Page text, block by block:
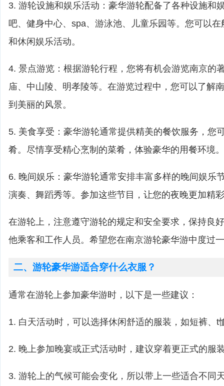
3. 游轮设施和娱乐活动：豪华游轮配备了各种设施和
吧、健身中心、spa、游泳池、儿童乐园等。您可以
和休闲娱乐活动。
4. 景点游览：根据游轮行程，您将有机会游览南京的
庙、中山陵、明孝陵等。在游览过程中，您可以了解
到美丽的风景。
5. 美食享受：豪华游轮通常提供精美的餐饮服务，您
肴。尽情享受精心烹制的菜肴，体验豪华的用餐环境。
6. 晚间娱乐：豪华游轮通常安排丰富多样的晚间娱乐
演奏、舞蹈秀等。参加这些节目，让您的夜晚更加精
在游轮上，注意遵守游轮的规定和安全要求，保持良
他乘客和工作人员。希望您在南京游轮豪华游中度过
二、游轮豪华游适合穿什么衣服？
通常在游轮上参加豪华游时，以下是一些建议：
1. 白天活动时，可以选择休闲舒适的服装，如短裤、t
2. 晚上参加晚宴或正式活动时，建议穿着更正式的服
3. 游轮上的气候可能会变化，所以带上一些适合不同